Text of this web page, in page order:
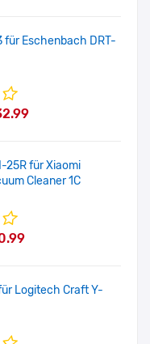
für Eschenbach DRT-
25R für Xiaomi
Cleaner 1C
Logitech Craft Y-